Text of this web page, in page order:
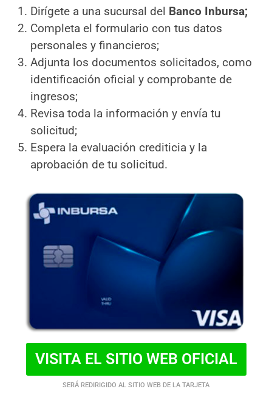
Dirígete a una sucursal del Banco Inbursa;
Completa el formulario con tus datos
personales y financieros;
Adjunta los documentos solicitados, como
identificación oficial y comprobante de
ingresos;
Revisa toda la información y envía tu
solicitud;
Espera la evaluación crediticia y la
aprobación de tu solicitud.
VISITA EL SITIO WEB OFICIAL
SERÁ REDIRIGIDO AL SITIO WEB DE LA TARJETA